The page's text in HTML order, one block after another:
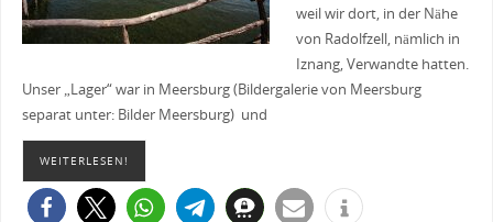
weil wir dort, in der Nähe
von Radolfzell, nämlich in
Iznang, Verwandte hatten.
Unser „Lager“ war in Meersburg (Bildergalerie von Meersburg
separat unter: Bilder Meersburg) und
WEITERLESEN!